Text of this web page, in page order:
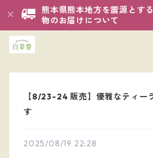
熊本県熊本地方を震源とす
物のお届けについて
【8/23-24 販売】優雅なティー
す
2025/08/19 22:28